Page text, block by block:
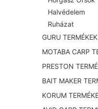
Halvédelem
Ruházat
GURU TERMÉKEK
MOTABA CARP
PRESTON
BAIT MAKER
KORUM